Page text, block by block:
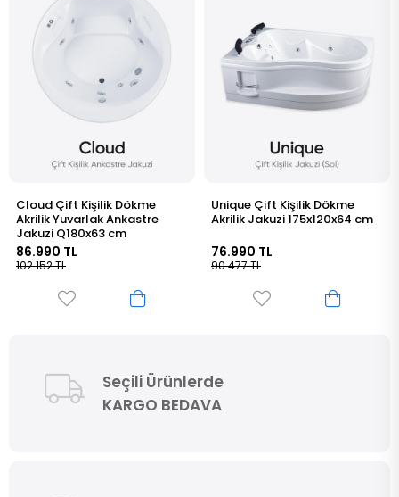
Unique Çift Kişilik Dökme
Akrilik Jakuzi 175x120x64 cm
76.990 TL
90.477 TL
Bella Çift Kişilik Dökme
Jakuzi 150x100x60 cm
66.690 TL
78.375 TL
Seçili Ürünlerde
KARGO BEDAVA